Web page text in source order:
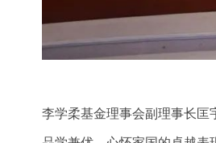
李学柔基金理事会副理事长